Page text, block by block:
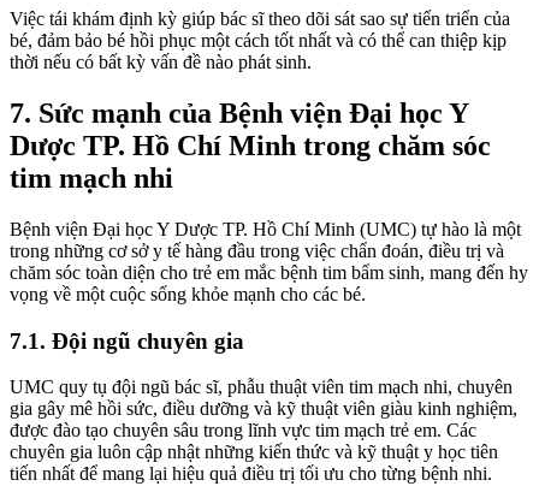
Việc tái khám định kỳ giúp bác sĩ theo dõi sát sao sự tiến triển của
bé, đảm bảo bé hồi phục một cách tốt nhất và có thể can thiệp kịp
thời nếu có bất kỳ vấn đề nào phát sinh.
7. Sức mạnh của Bệnh viện Đại học Y
Dược TP. Hồ Chí Minh trong chăm sóc
tim mạch nhi
Bệnh viện Đại học Y Dược TP. Hồ Chí Minh (UMC) tự hào là một
trong những cơ sở y tế hàng đầu trong việc chẩn đoán, điều trị và
chăm sóc toàn diện cho trẻ em mắc bệnh tim bẩm sinh, mang đến hy
vọng về một cuộc sống khỏe mạnh cho các bé.
7.1. Đội ngũ chuyên gia
UMC quy tụ đội ngũ bác sĩ, phẫu thuật viên tim mạch nhi, chuyên
gia gây mê hồi sức, điều dưỡng và kỹ thuật viên giàu kinh nghiệm,
được đào tạo chuyên sâu trong lĩnh vực tim mạch trẻ em. Các
chuyên gia luôn cập nhật những kiến thức và kỹ thuật y học tiên
tiến nhất để mang lại hiệu quả điều trị tối ưu cho từng bệnh nhi.